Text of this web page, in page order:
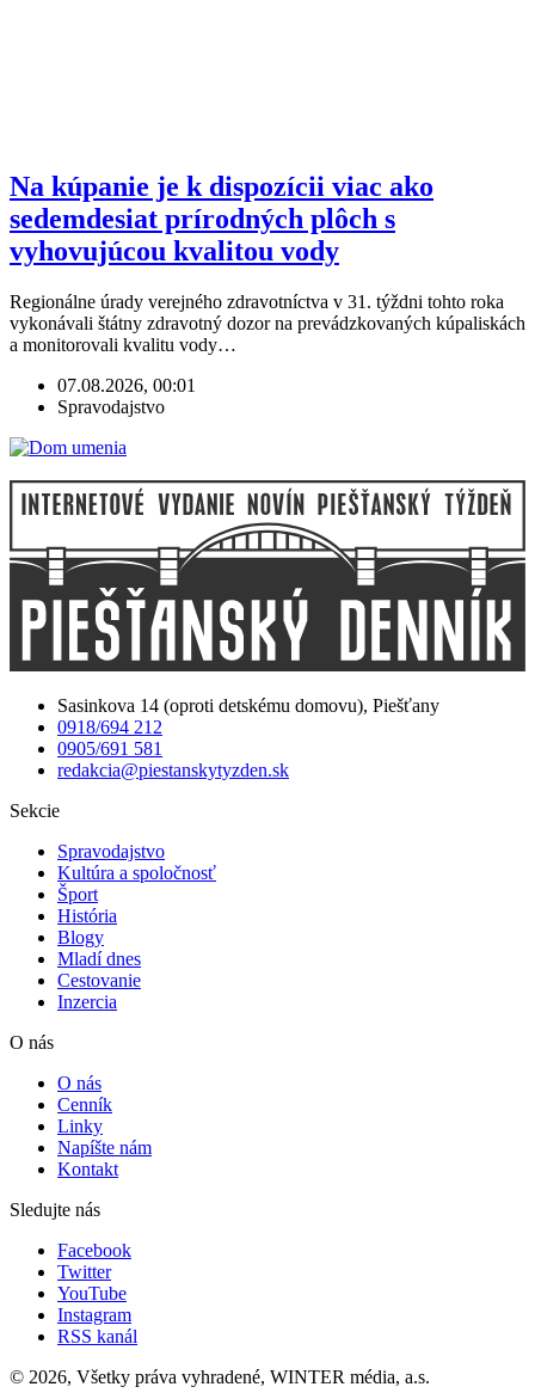
Na kúpanie je k dispozícii viac ako
sedemdesiat prírodných plôch s
vyhovujúcou kvalitou vody
Regionálne úrady verejného zdravotníctva v 31. týždni tohto roka
vykonávali štátny zdravotný dozor na prevádzkovaných kúpaliskách
a monitorovali kvalitu vody…
07.08.2026, 00:01
Spravodajstvo
Sasinkova 14 (oproti detskému domovu), Piešťany
0918/694 212
0905/691 581
redakcia@piestanskytyzden.sk
Sekcie
Spravodajstvo
Kultúra a spoločnosť
Šport
História
Blogy
Mladí dnes
Cestovanie
Inzercia
O nás
O nás
Cenník
Linky
Napíšte nám
Kontakt
Sledujte nás
Facebook
Twitter
YouTube
Instagram
RSS kanál
© 2026, Všetky práva vyhradené, WINTER média, a.s.